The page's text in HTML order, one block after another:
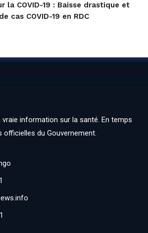
la COVID-19 : Baisse drastique et
cas COVID-19 en RDC
vraie information sur la santé. En temps
officielles du Gouvernement.